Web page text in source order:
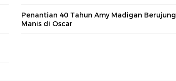
Penantian 40 Tahun Amy Madigan Berujung
Manis di Oscar